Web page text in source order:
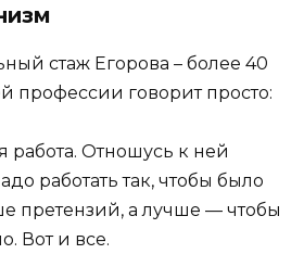
стаж Егорова – более 40
профессии говорит просто:
Отношусь к ней
работать так, чтобы было
претензий, а лучше — чтобы
Вот и все.